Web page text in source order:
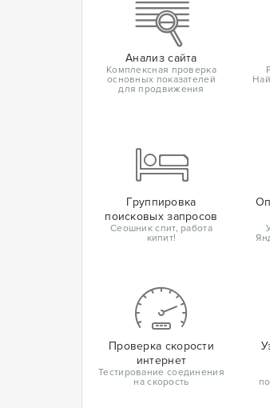
Анализ сайта
Комплексная проверка
основных показателей
для продвижения
Группировка
поисковых запросов
Сеошник спит, работа
кипит!
Проверка скорости
интернет
Тестирование соединения
на скорость